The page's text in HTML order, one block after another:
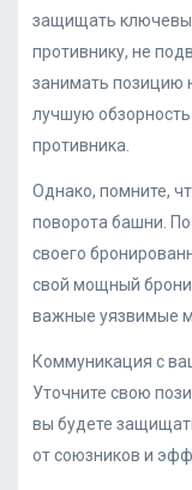
защищать
противнику, не
занимать позицию
лучшую
противника.
Однако, помните,
поворота башни.
своего
свой мощный
важные уязвимые
Коммуникация с
Уточните свою
вы будете
от союзников и